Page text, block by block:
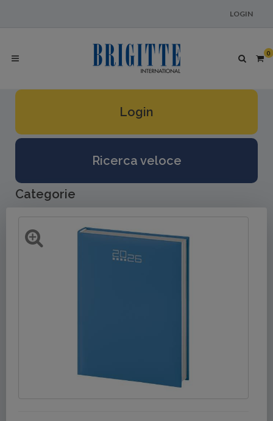
LOGIN
0
Login
Ricerca veloce
Categorie